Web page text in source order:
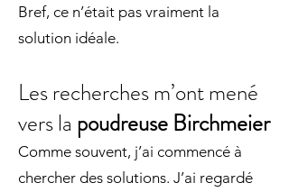
Bref, ce n’était pas vraiment la
solution idéale.
Les recherches m’ont mené
vers la poudreuse Birchmeier
Comme souvent, j’ai commencé à
chercher des solutions. J’ai regardé